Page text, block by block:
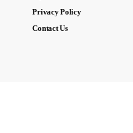
Privacy Policy
Contact Us